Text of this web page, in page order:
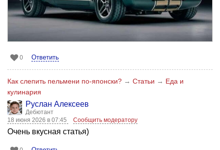
0 Ответить
Как слепить пельмени по-японски? → Статьи → Еда и
кулинария
Руслан Алексеев
Дебютант
18 июня 2026 в 07:45
Сообщить модератору
Очень вкусная статья)